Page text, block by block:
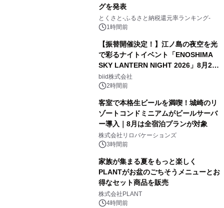
グを発表
とくさと-ふるさと納税還元率ランキング-
1時間前
【振替開催決定！】江ノ島の夜空を光
で彩るナイトイベント「ENOSHIMA
SKY LANTERN NIGHT 2026」8月22
日(土)振替開催＆受付スタート！
biid株式会社
2時間前
客室で本格生ビールを満喫！城崎のリ
ゾートコンドミニアムがビールサーバ
ー導入｜8月は全宿泊プランが対象
株式会社リロバケーションズ
3時間前
家族が集まる夏をもっと楽しく
PLANTがお盆のごちそうメニューとお
得なセット商品を販売
株式会社PLANT
4時間前